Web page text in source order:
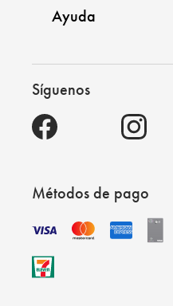
Ayuda
Síguenos
Métodos de pago